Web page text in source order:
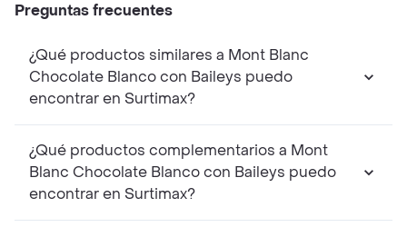
Preguntas frecuentes
¿Qué productos similares a Mont Blanc
Chocolate Blanco con Baileys puedo
encontrar en Surtimax?
¿Qué productos complementarios a Mont
Blanc Chocolate Blanco con Baileys puedo
encontrar en Surtimax?